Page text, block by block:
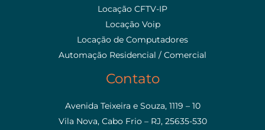
Locação CFTV-IP
Locação Voip
Locação de Computadores
Automação Residencial / Comercial
Contato
Avenida Teixeira e Souza, 1119 – 10
Vila Nova, Cabo Frio – RJ, 25635-530